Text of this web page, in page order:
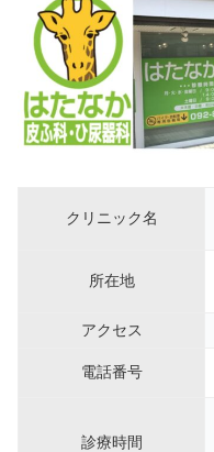
クリニック名
所在地
アクセス
電話番号
診療時間